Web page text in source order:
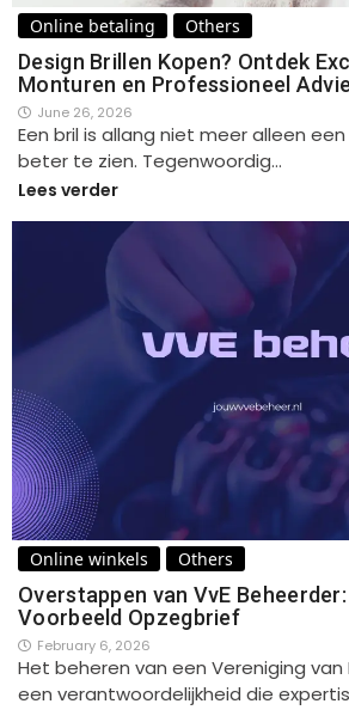
Online betaling Others
Design Brillen Kopen? Ontdek
Monturen en Professioneel
June 26, 2026
Een bril is allang niet meer alleen
beter te zien. Tegenwoordig…
Lees verder
Online winkels Others
Overstappen van VvE
Voorbeeld Opzegbrief
February 6, 2026
Het beheren van een Vereniging van
een verantwoordelijkheid die